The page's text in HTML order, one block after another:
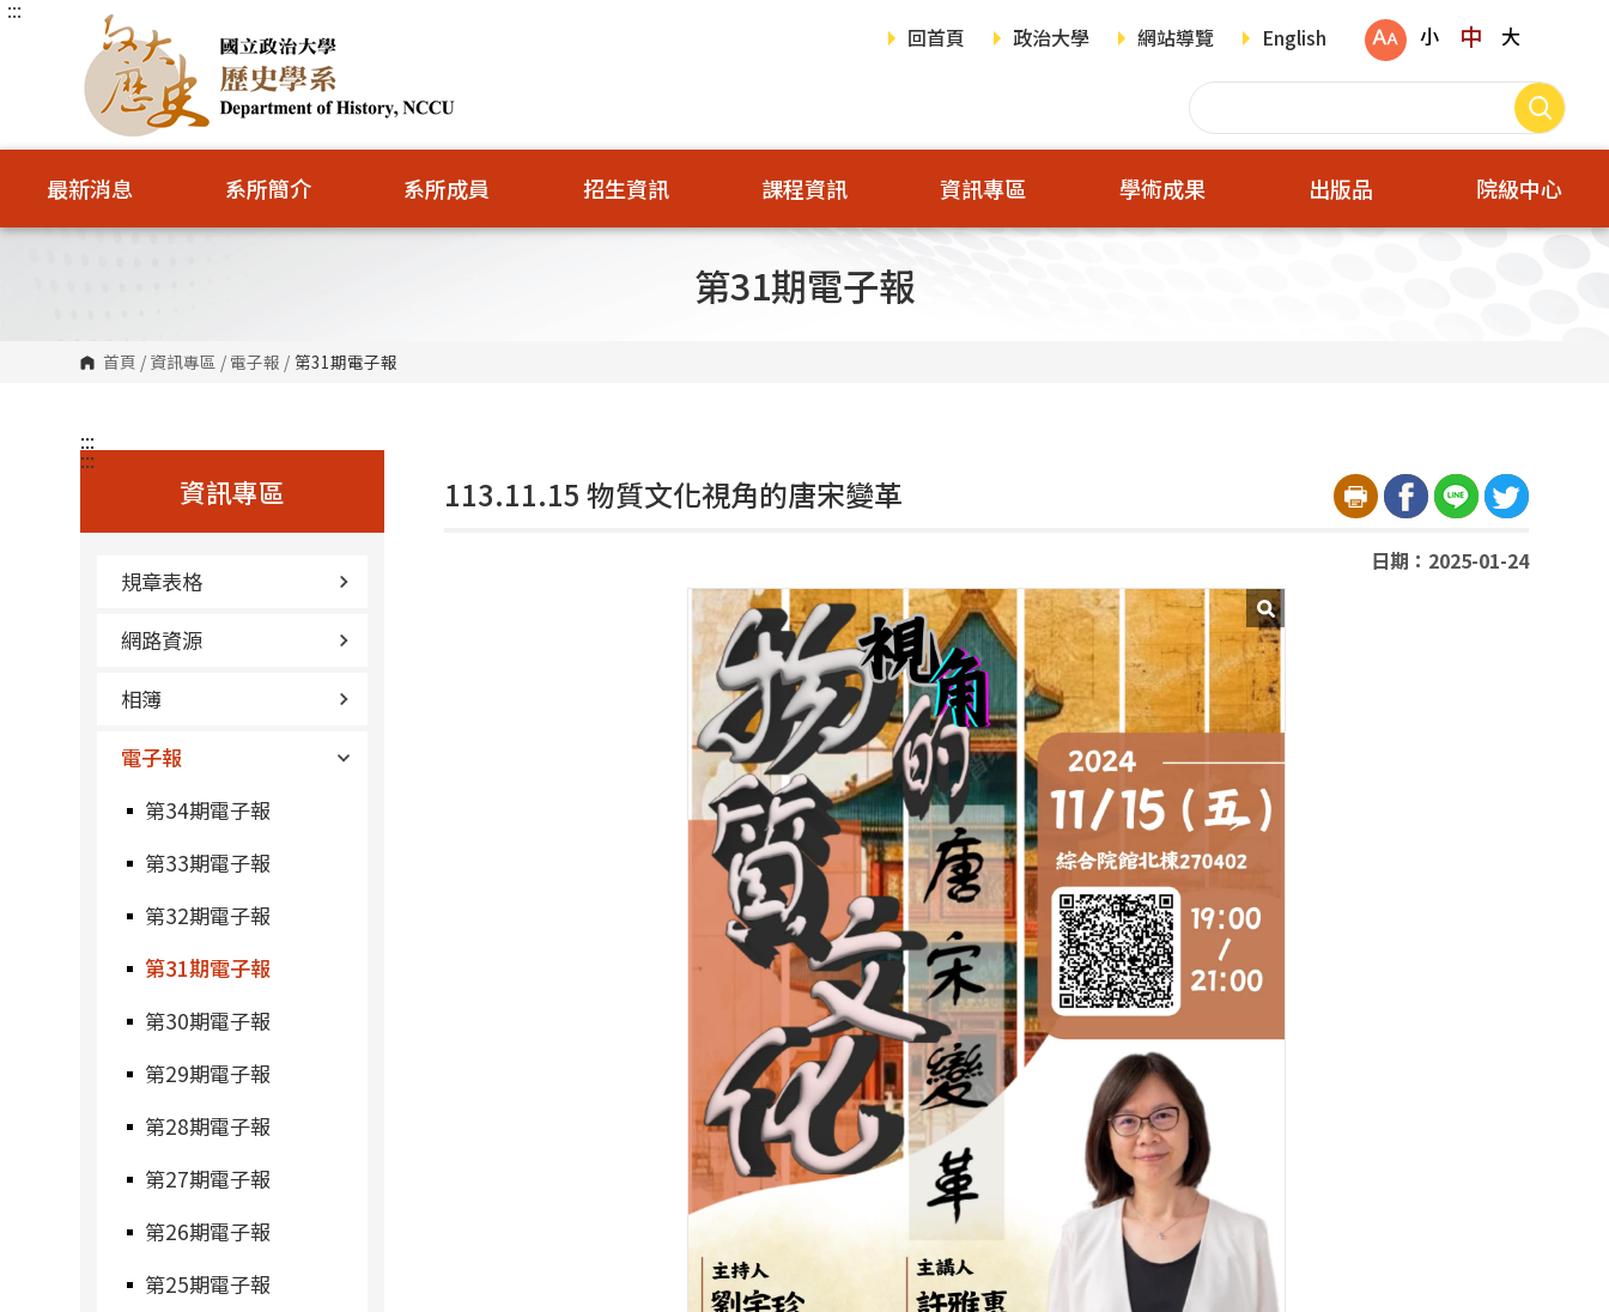
跳
塊
:::
回首頁
政治大學 網站導覽 English 小 中 大
最新消息 系所簡介 系所成員 招生資訊 課程資訊 資訊專區 學術成果 出版品 院級中心
第31期電子報
首頁 / 資訊專區 / 電子報 / 第31期電子報
:::
資訊專區
規章表格
網路資源
相簿
電子報
第34期電子報
第33期電子報
第32期電子報
第31期電子報
第30期電子報
第29期電子報
第28期電子報
第27期電子報
第26期電子報
第25期電子報
:::
113.11.15 物質文化視角的唐宋變革
日期：2025-01-24